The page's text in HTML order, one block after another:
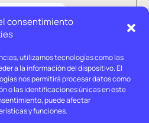
consentimiento
utilizamos tecnologías como las
a la información del dispositivo. El
nos permitirá procesar datos como
o las identificaciones únicas en este
puede afectar
y funciones.
legal